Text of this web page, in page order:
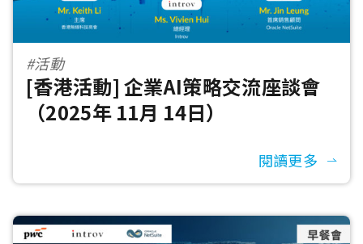
#活動
[香港活動] 企業AI策略交流座談會
（2025年 11月 14日）
閱讀更多